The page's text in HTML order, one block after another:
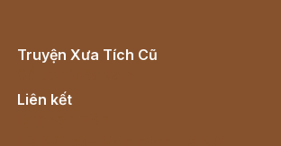
Truyện Xưa Tích Cũ
Liên kết